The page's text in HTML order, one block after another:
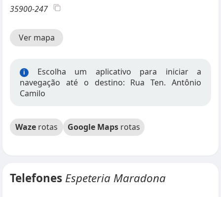
35900-247
Ver mapa
i
Escolha um aplicativo para iniciar a
navegação até o destino: Rua Ten. Antônio
Camilo
Waze rotas Google Maps rotas
Telefones Espeteria Maradona